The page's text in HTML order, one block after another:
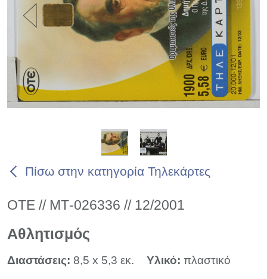
Πίσω στην κατηγορία Τηλεκάρτες
ΟΤΕ // ΜΤ-026336 // 12/2001
Αθλητισμός
Διαστάσεις: 8,5 x 5,3 εκ. Υλικό: πλαστικό